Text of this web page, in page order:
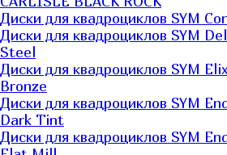
Диски для квадроциклов SYM
Диски для квадроциклов SYM
Steel
Диски для квадроциклов SYM
Bronze
Диски для квадроциклов SYM
Dark Tint
Диски для квадроциклов SYM